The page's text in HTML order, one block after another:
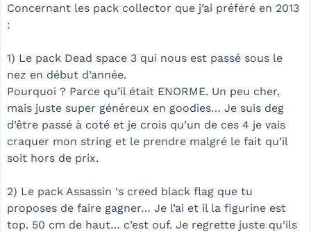
Concernant les pack collector que j’ai préféré en 2013
:
1) Le pack Dead space 3 qui nous est passé sous le
nez en début d’année.
Pourquoi ? Parce qu’il était ENORME. Un peu cher,
mais juste super généreux en goodies… Je suis deg
d’être passé à coté et je crois qu’un de ces 4 je vais
craquer mon string et le prendre malgré le fait qu’il
soit hors de prix.
2) Le pack Assassin ‘s creed black flag que tu
proposes de faire gagner… Je l’ai et il la figurine est
top. 50 cm de haut… c’est ouf. Je regrette juste qu’ils